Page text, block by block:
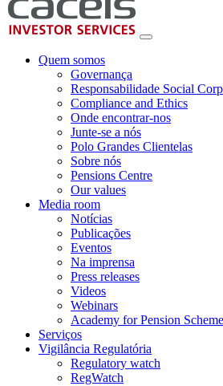
Quem somos
Governança
Responsabilidade Social
Compliance and Ethics
Onde encontrar-nos
Junte-se a nós
Polo Grandes Clientelas
Sobre nós
Pensions Centre
Our values
Media room
Notícias
Publicações
Eventos
Na imprensa
Press releases
Videos
Webinars
Academy for Pension
Serviços
Vigilância Regulatória
Regulatory watch
RegWatch